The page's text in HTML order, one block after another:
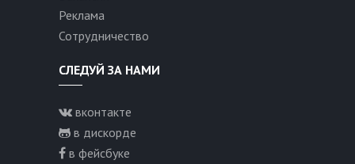
Реклама
Сотрудничество
СЛЕДУЙ ЗА НАМИ
вконтакте
в дискорде
в фейсбуке